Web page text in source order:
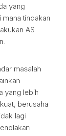
yang
tindakan
AS
masalah
yang lebih
berusaha
lagi